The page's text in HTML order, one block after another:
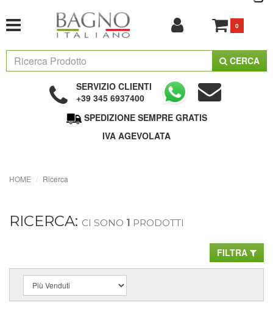
0
CERCA
SERVIZIO CLIENTI
+39 345 6937400
SPEDIZIONE SEMPRE GRATIS
IVA AGEVOLATA
HOME Ricerca
RICERCA: CI SONO 1 PRODOTTI
FILTRA